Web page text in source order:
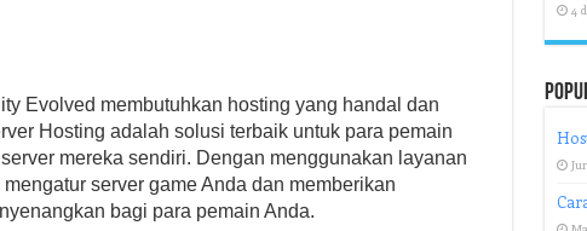
Evolved membutuhkan hosting yang handal dan
Hosting adalah solusi terbaik untuk para pemain
mereka sendiri. Dengan menggunakan layanan
server game Anda dan memberikan
bagi para pemain Anda.
4